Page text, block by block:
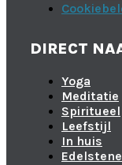
DIRECT
Yoga
Meditatie
Spiritueel
Leefstijl
In huis